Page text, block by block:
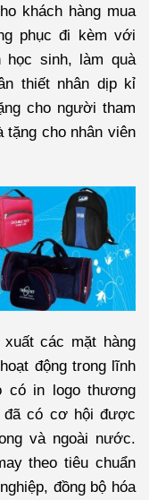
khách hàng mua
phục đi kèm với
học sinh, làm quà
thiết nhân dịp kỉ
cho người tham
tặng cho nhân viên
các mặt hàng
động trong lĩnh
có in logo thương
đã có cơ hội được
và ngoài nước.
theo tiêu chuẩn
đồng bộ hóa